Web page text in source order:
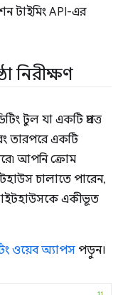
টাইমিং API-এর
নিরীক্ষণ
টুল যা একটি প্রদত্ত
তারপরে একটি
আপনি ক্রোম
চালাতে পারেন,
লাইটহাউসকে একীভূত
ওয়েব অ্যাপস পড়ুন।